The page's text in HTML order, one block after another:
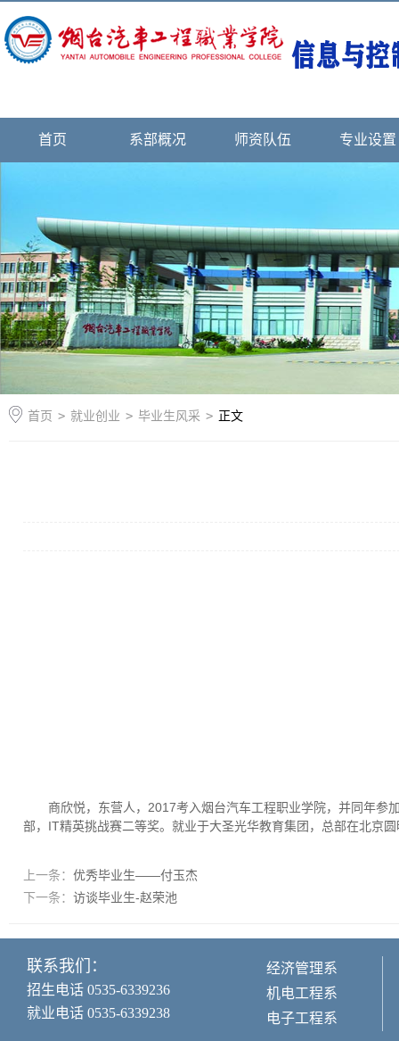
首页 系部概况 师资队伍 专业设置
首页 > 就业创业 > 毕业生风采 > 正文
商欣悦，东营人，2017考入烟台汽车工程职业学院，并同年参
部，IT精英挑战赛二等奖。就业于大圣光华教育集团，总部在北京
上一条： 优秀毕业生——付玉杰
下一条： 访谈毕业生-赵荣池
联系我们：
招生电话 0535-6339236
就业电话 0535-6339238
经济管理系
机电工程系
电子工程系